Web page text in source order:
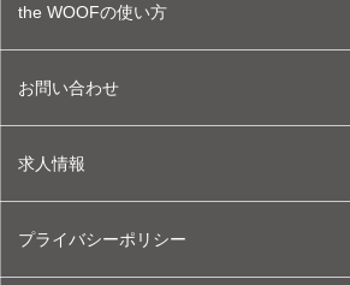
the WOOFの使い方
お問い合わせ
求人情報
プライバシーポリシー